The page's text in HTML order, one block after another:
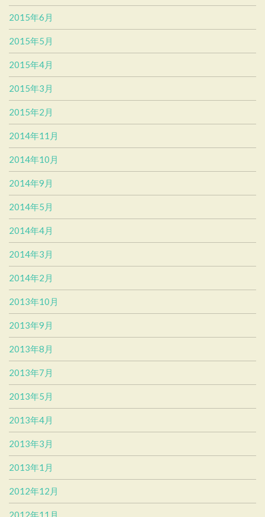
2015年6月
2015年5月
2015年4月
2015年3月
2015年2月
2014年11月
2014年10月
2014年9月
2014年5月
2014年4月
2014年3月
2014年2月
2013年10月
2013年9月
2013年8月
2013年7月
2013年5月
2013年4月
2013年3月
2013年1月
2012年12月